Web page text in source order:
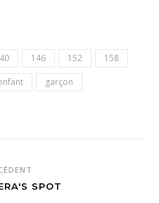
146 152
158
garçon
SPOT